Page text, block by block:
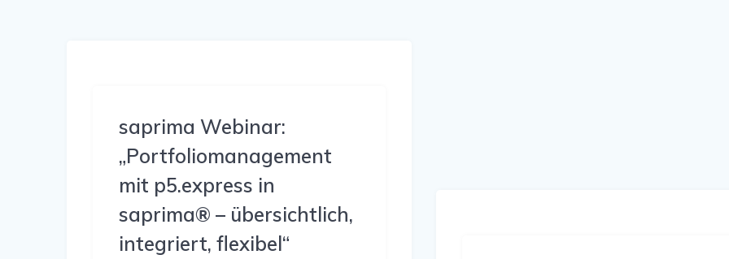
saprima Webinar:
„Portfoliomanagement
mit p5.express in
saprima® – übersichtlich,
integriert, flexibel“